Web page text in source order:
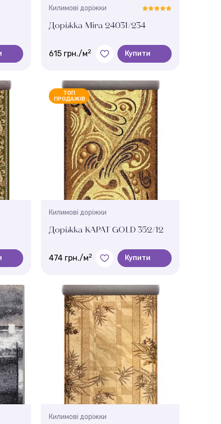
Килимові доріжки
Доріжка Mira 24031/234
615 грн./м2 Купити
Ширина, м.:
1 , 2 , 4 , 1.5 , 0.8 , 1.2 , 0.9
Висота ворсу:
ТОП
ПРОДАЖІВ
Килимові доріжки
Доріжка КАРАТ GOLD 352/12
474 грн./м2 Купити
Колір:
Бежевий
Ширина, м.:
1 , 3 , 3.5 , 4 , 0.9
Висота ворсу:
6,5 мм
Килимові доріжки